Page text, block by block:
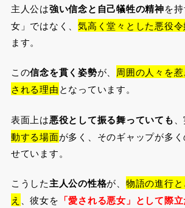
主人公は強い信念と自己犠牲の精神を
女」ではなく、気高く堂々とした悪役令
ます。
この信念を貫く姿勢が、 周囲の人々を
される理由となっています。
表面上は悪役として振る舞っていても
動する場面が多く、そのギャップが多
せています。
こうした主人公の性格が、 物語の進行
え 、彼女を 「愛される悪女」として際